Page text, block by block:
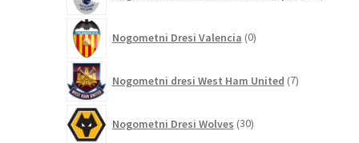
Nogometni Dresi Valencia 0izdelkov
Nogometni dresi West Ham United 7izdelkov
Nogometni Dresi Wolves 30izdelkov